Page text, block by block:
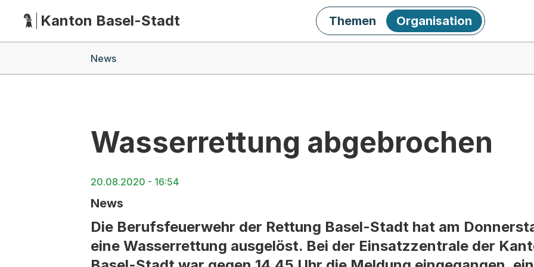
HauptnavigationKanton Basel-Stadt Themen Organisation
News
Wasserrettung abgebrochen
20.08.2020 - 16:54
News
Die Berufsfeuerwehr der Rettung Basel-Stadt hat am
eine Wasserrettung ausgelöst. Bei der Einsatzzentrale der